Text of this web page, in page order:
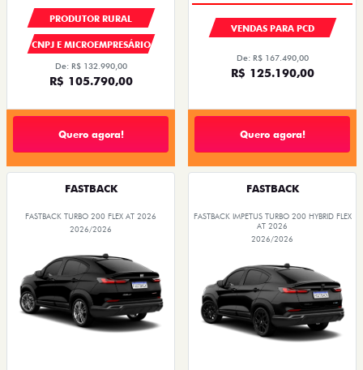
PRODUTOR RURAL
CNPJ E MICROEMPRESÁRIO
De: R$ 132.990,00
R$ 105.790,00
Quero agora!
VENDAS PARA PCD
De: R$ 167.490,00
R$ 125.190,00
Quero agora!
FASTBACK
FASTBACK TURBO 200 FLEX AT 2026
2026/2026
FASTBACK
FASTBACK IMPETUS TURBO 200 HYBRID FLEX
AT 2026
2026/2026